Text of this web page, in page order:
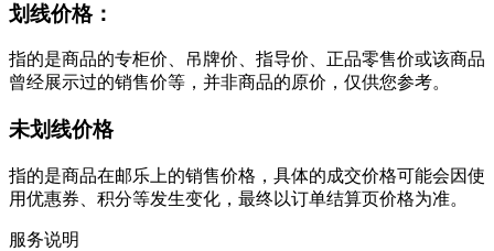
划线价格：
指的是商品的专柜价、吊牌价、指导价、正品零售价或该商品
曾经展示过的销售价等，并非商品的原价，仅供您参考。
未划线价格
指的是商品在邮乐上的销售价格，具体的成交价格可能会因使
用优惠券、积分等发生变化，最终以订单结算页价格为准。
服务说明